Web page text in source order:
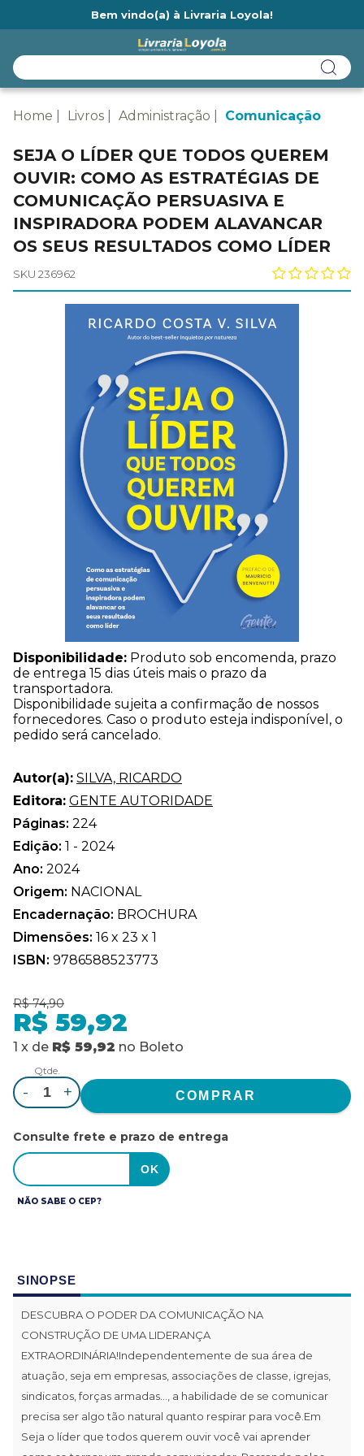
Bem vindo(a) à Livraria Loyola!
Home Livros Administração Comunicação
SEJA O LÍDER QUE TODOS QUEREM
OUVIR: COMO AS ESTRATÉGIAS DE
COMUNICAÇÃO PERSUASIVA E
INSPIRADORA PODEM ALAVANCAR
OS SEUS RESULTADOS COMO LÍDER
SKU 236962
Disponibilidade: Produto sob encomenda, prazo
de entrega 15 dias úteis mais o prazo da
transportadora.
Disponibilidade sujeita a confirmação de nossos
fornecedores. Caso o produto esteja indisponível, o
pedido será cancelado.
Autor(a): SILVA, RICARDO
Editora: GENTE AUTORIDADE
Páginas: 224
Edição: 1 - 2024
Ano: 2024
Origem: NACIONAL
Encadernação: BROCHURA
Dimensões: 16 x 23 x 1
ISBN: 9786588523773
R$ 74,90
R$ 59,92
1 x de R$ 59,92 no Boleto
Qtde.
- +
Consulte frete e prazo de entrega
NÃO SABE O CEP?
SINOPSE
DESCUBRA O PODER DA COMUNICAÇÃO NA
CONSTRUÇÃO DE UMA LIDERANÇA
EXTRAORDINÁRIA!Independentemente de sua área de
atuação, seja em empresas, associações de classe, igrejas,
sindicatos, forças armadas..., a habilidade de se comunicar
precisa ser algo tão natural quanto respirar para você.Em
Seja o líder que todos querem ouvir você vai aprender